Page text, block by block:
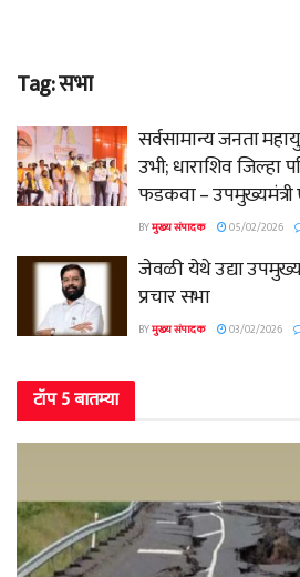
Tag:सभा
सर्वसामान्य जनता
उभी; धाराशिव जिल्हा
फडकवा –
BYमुख्य संपादक 05/02/2026
जेवळी येथे उद्या
प्रचार सभा
BYमुख्य संपादक 03/02/2026
टॉप 5 बातम्या